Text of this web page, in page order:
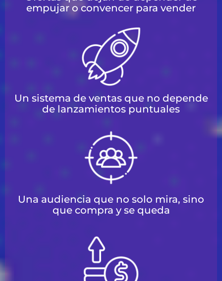
empujar o convencer para vender
Un sistema de ventas que no depende
de lanzamientos puntuales
Una audiencia que no solo mira, sino
que compra y se queda